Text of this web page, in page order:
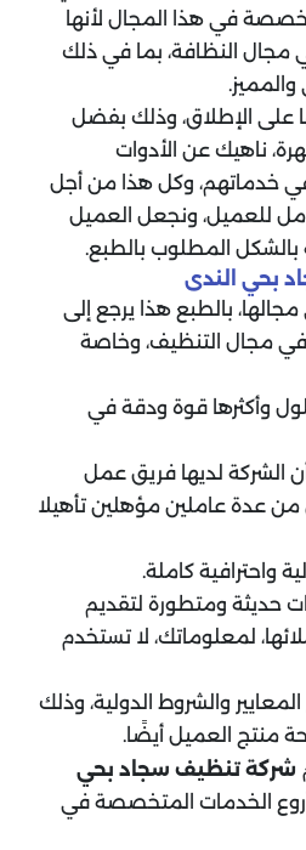
في هذا المجال لأنها
النظافة، بما في ذلك
والمميز.
على الإطلاق، وذلك بفضل
ناهيك عن الأدوات
خدماتهم، وكل هذا من أجل
للعميل، ونجعل العميل
المطلوب بالطبع.
بحي الندى
بالطبع هذا يرجع إلى
في مجال التنظيف، وخاصة
وأكثرها قوة ودقة في
الشركة لديها فريق عمل
عدة عاملين مؤهلين تأهيلا
واحترافية كاملة.
حديثة ومتطورة لتقديم
لمعلوماتك، لا تستخدم
والشروط الدولية، وذلك
منتج العميل أيضًا.
شركة تنظيف سجاد بحي
الخدمات المتخصصة في